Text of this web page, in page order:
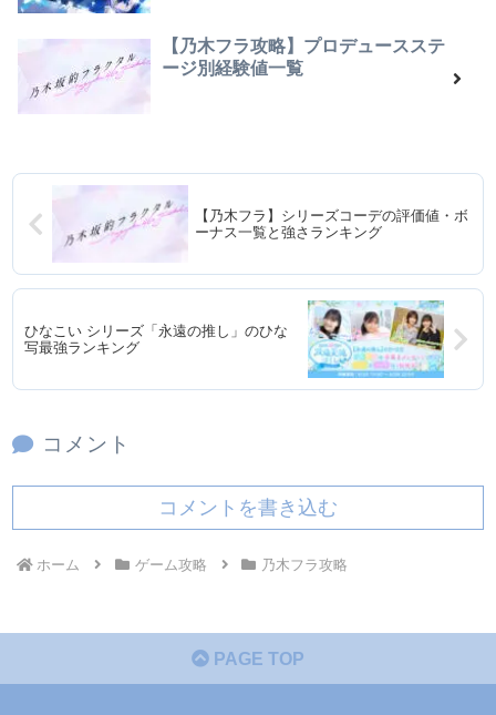
【乃木フラ攻略】プロデュースステ
ージ別経験値一覧
【乃木フラ】シリーズコーデの評価値・ボ
ーナス一覧と強さランキング
ひなこい シリーズ「永遠の推し」のひな
写最強ランキング
コメント
コメントを書き込む
ホーム ゲーム攻略 乃木フラ攻略
PAGE TOP